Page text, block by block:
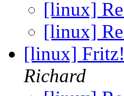
[linux]
[linux]
[linux]
Richard